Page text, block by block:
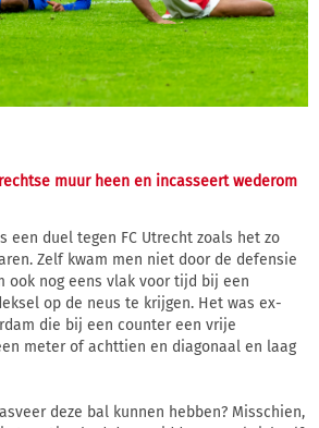
muur heen en incasseert wederom
een duel tegen FC Utrecht zoals het zo
Zelf kwam men niet door de defensie
ook nog eens vlak voor tijd bij een
op de neus te krijgen. Het was ex-
die bij een counter een vrije
meter of achttien en diagonaal en laag
deze bal kunnen hebben? Misschien,